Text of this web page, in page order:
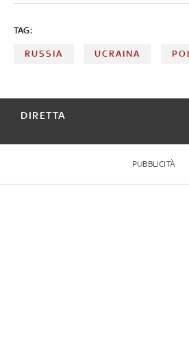
TAG:
RUSSIA UCRAINA
DIRETTA
PUBBLICITÀ